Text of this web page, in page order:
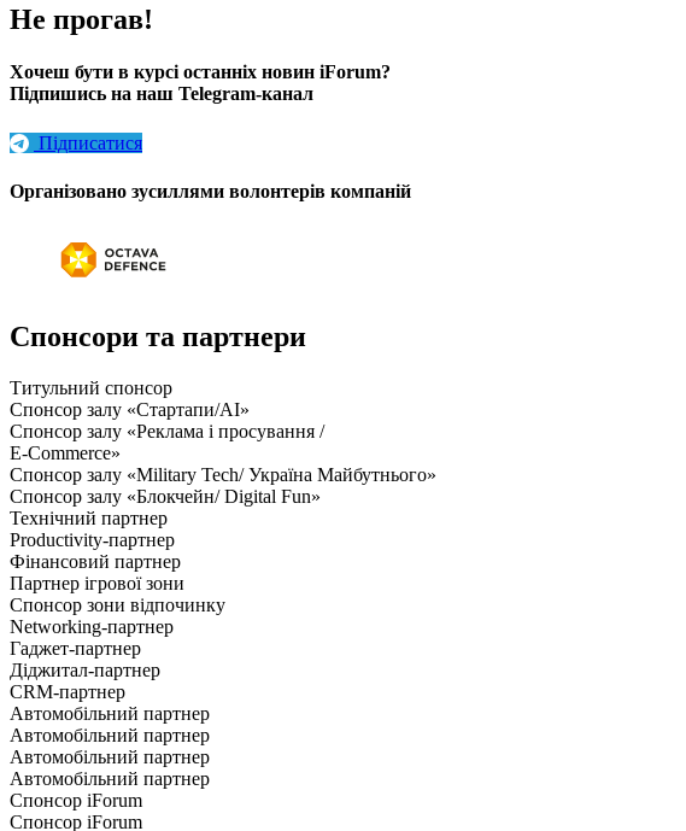
Не прогав!
Хочеш бути в курсі останніх новин iForum?
Підпишись на наш Telegram-канал
Підписатися
Організовано зусиллями волонтерів компаній
Спонсори та партнери
Титульний спонсор
Спонсор залу «Стартапи/AI»
Спонсор залу «Реклама і просування /
E-Commerce»
Спонсор залу «Military Tech/ Україна Майбутнього»
Спонсор залу «Блокчейн/ Digital Fun»
Технічний партнер
Productivity-партнер
Фінансовий партнер
Партнер ігрової зони
Спонсор зони відпочинку
Networking-партнер
Гаджет-партнер
Діджитал-партнер
CRM-партнер
Автомобільний партнер
Автомобільний партнер
Автомобільний партнер
Автомобільний партнер
Спонсор iForum
Спонсор iForum